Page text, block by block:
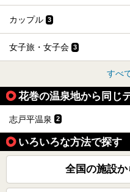
カップル 3
女子旅・女子会 3
すべ
花巻の温泉地から同じ
志戸平温泉 2
いろいろな方法で探す
全国の施設